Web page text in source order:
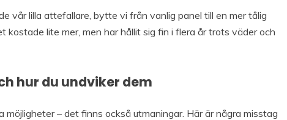
vår lilla attefallare, bytte vi från vanlig panel till en mer tålig
kostade lite mer, men har hållit sig fin i flera år trots väder och
hur du undviker dem
möjligheter – det finns också utmaningar. Här är några misstag